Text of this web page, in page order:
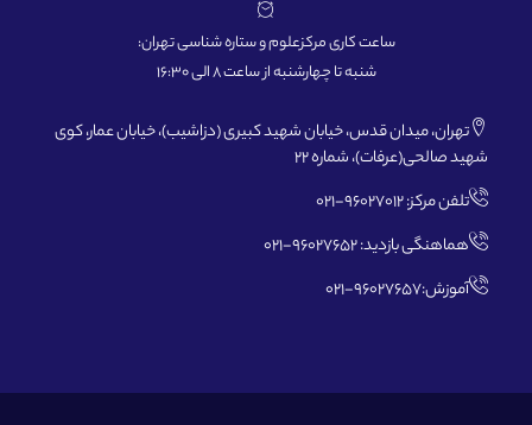
ساعت کاری مرکزعلوم و ستاره شناسی تهران:
شنبه تا چهارشنبه از ساعت 8 الی 16:30
تهران، میدان قدس، خیابان شهید کبیری (دزاشیب)، خیابان عمار، کوی
شهید صالحی(عرفات)، شماره 22
تلفن مرکز: 96027012-021
هماهنگی بازدید: 96027652-021
آموزش:96027657-021